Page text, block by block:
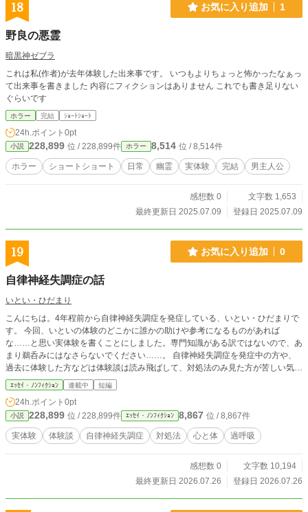
18 お気に入り追加 1
野良の悪霊
暗黒神ゼブラ
これは私(作者)が去年体験した出来事です。 いつもよりちょっと怖かったなぁっ
て出来事を書きました 内容にフィクションはありません これでも書き足りない
ぐらいです
ホラー 完結 ｼｮｰﾄｼｮｰﾄ
24h.ポイント 0pt
小説 228,899 位 / 228,899件 ホラー 8,514 位 / 8,514件
ホラー ショートショート 日常 幽霊 実体験 完結 男主人公
感想数 0
文字数 1,653
最終更新日 2025.07.09
登録日 2025.07.09
19 お気に入り追加 0
自律神経失調症の話
いとい・ひだまり
こんにちは。4年程前から自律神経失調症を発症している、いとい・ひだまりで
す。 今回、いといの体験のどこかに誰かの助けや参考になるものがあれば
な……と思い実体験を書くことにしました。専門知識がある訳ではないので、あ
まり鵜呑みにはなさらないでください……。 自律神経失調症を発症中の方や、
過去に体験した方などは体験談は読み飛ばして、対処法のみ見た方が苦しい気持
ちにならないかと思います。 少し汚い部分があるかもしれません。すみませ
ん。（嘔吐など）
ｴｯｾｲ・ﾉﾝﾌｨｸｼｮﾝ 連載中 短編
24h.ポイント 0pt
小説 228,899 位 / 228,899件 ｴｯｾｲ・ﾉﾝﾌｨｸｼｮﾝ 8,867 位 / 8,867件
実体験 体験談 自律神経失調症 対処法 心と体 過呼吸
感想数 0
文字数 10,194
最終更新日 2026.07.26
登録日 2026.07.26